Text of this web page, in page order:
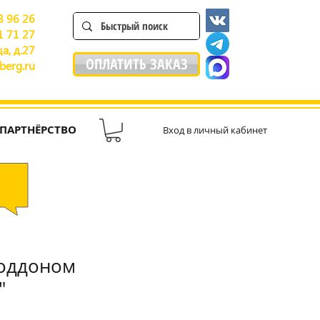
ОПЛАТИТЬ ЗАКАЗ
96 26
71 27
д.27
ПАРТНЁРСТВО Вход в личный кабинет